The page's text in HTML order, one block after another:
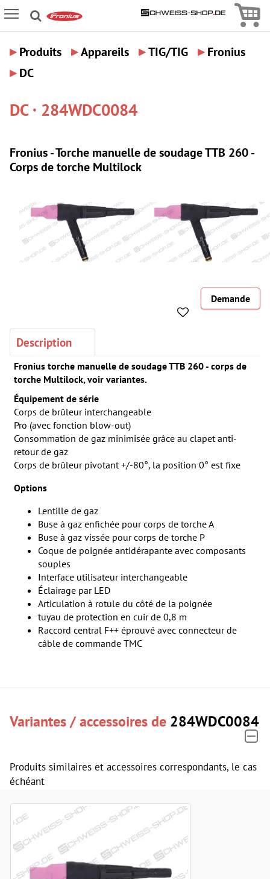
Icon Menu
▸ Produits ▸Appareils ▸TIG/TIG ▸ Fronius
▸ DC
DC · 284WDC0084
Fronius - Torche manuelle de soudage TTB 260 -
Corps de torche Multilock
Demande
Description
Fronius torche manuelle de soudage TTB 260 - corps de
torche Multilock, voir variantes.
Équipement de série
Corps de brûleur interchangeable
Pro (avec fonction blow-out)
Consommation de gaz minimisée grâce au clapet anti-
retour de gaz
Corps de brûleur pivotant +/-80°, la position 0° est fixe
Options
Lentille de gaz
Buse à gaz enfichée pour corps de torche A
Buse à gaz vissée pour corps de torche P
Coque de poignée antidérapante avec composants
souples
Interface utilisateur interchangeable
Éclairage par LED
Articulation à rotule du côté de la poignée
tuyau de protection en cuir de 0,8 m
Raccord central F++ éprouvé avec connecteur de
câble de commande TMC
Variantes / accessoires de 284WDC0084
Produits similaires et accessoires correspondants, le cas
échéant